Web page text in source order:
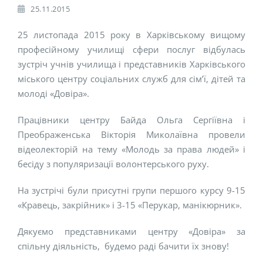
25.11.2015
25 листопада 2015 року в Харківському вищому
професійному училищі сфери послуг відбулась
зустріч учнів училища і представників Харківського
міського центру соціальних служб для сім’ї, дітей та
молоді «Довіра».
Працівники центру Байда Ольга Сергіївна і
Преображенська Вікторія Миколаївна провели
відеолекторій на тему «Молодь за права людей» і
бесіду з популяризації волонтерського руху.
На зустрічі були присутні групи першого курсу 9-15
«Кравець, закрійник» і 3-15 «Перукар, манікюрник».
Дякуємо представниками центру «Довіра» за
спільну діяльність, будемо раді бачити їх знову!